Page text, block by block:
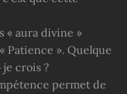
« aura divine »
Patience ». Quelque
je crois ?
permet de